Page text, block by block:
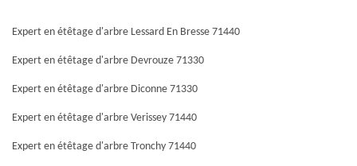
Expert en étêtage d'arbre Lessard En Bresse 71440
Expert en étêtage d'arbre Devrouze 71330
Expert en étêtage d'arbre Diconne 71330
Expert en étêtage d'arbre Verissey 71440
Expert en étêtage d'arbre Tronchy 71440